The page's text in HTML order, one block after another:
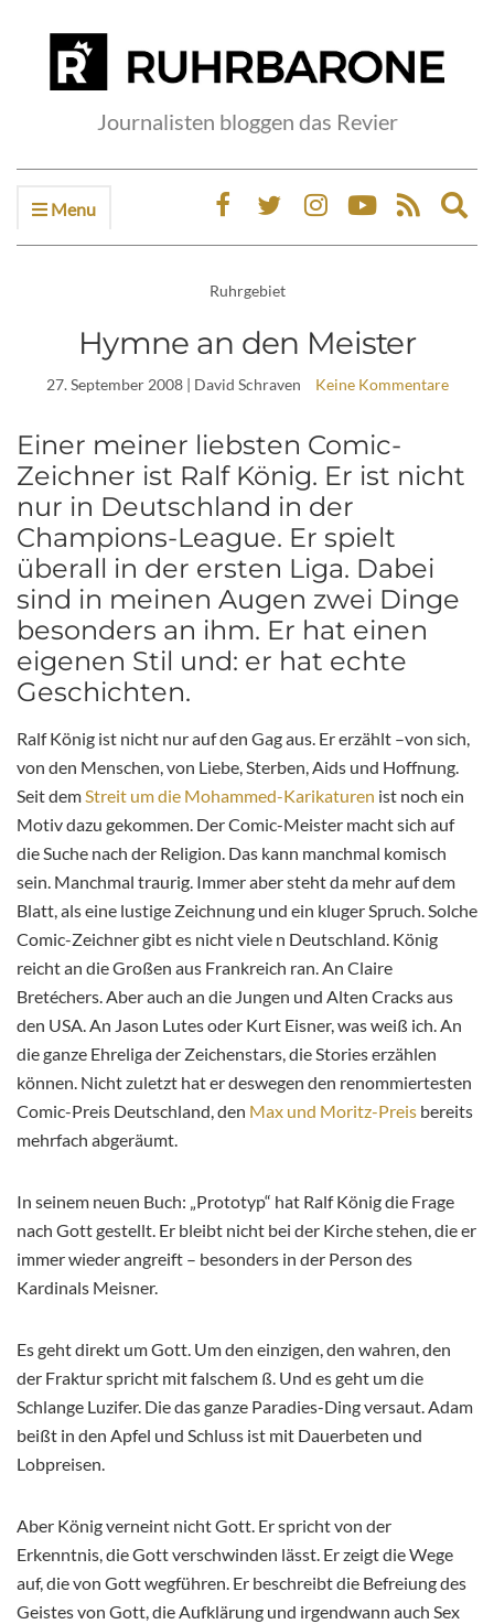
Journalisten bloggen das Revier
Menu
Ruhrgebiet
Hymne an den Meister
27. September 2008| David Schraven Keine Kommentare
Einer meiner liebsten Comic-
Zeichner ist Ralf König. Er ist nicht
nur in Deutschland in der
Champions-League. Er spielt
überall in der ersten Liga. Dabei
sind in meinen Augen zwei Dinge
besonders an ihm. Er hat einen
eigenen Stil und: er hat echte
Geschichten.
Ralf König ist nicht nur auf den Gag aus. Er erzählt –von sich,
von den Menschen, von Liebe, Sterben, Aids und Hoffnung.
Seit demStreit um die Mohammed-Karikaturen ist noch ein
Motiv dazu gekommen. Der Comic-Meister macht sich auf
die Suche nach der Religion. Das kann manchmal komisch
sein. Manchmal traurig. Immer aber steht da mehr auf dem
Blatt, als eine lustige Zeichnung und ein kluger Spruch. Solche
Comic-Zeichner gibt es nicht viele n Deutschland. König
reicht an die Großen aus Frankreich ran. An Claire
Bretéchers. Aber auch an die Jungen und Alten Cracks aus
den USA. An Jason Lutes oder Kurt Eisner, was weiß ich. An
die ganze Ehreliga der Zeichenstars, die Stories erzählen
können. Nicht zuletzt hat er deswegen den renommiertesten
Comic-Preis Deutschland, den Max und Moritz-Preis bereits
mehrfach abgeräumt.
In seinem neuen Buch: „Prototyp“ hat Ralf König die Frage
nach Gott gestellt. Er bleibt nicht bei der Kirche stehen, die er
immer wieder angreift – besonders in der Person des
Kardinals Meisner.
Es geht direkt um Gott. Um den einzigen, den wahren, den
der Fraktur spricht mit falschem ß. Und es geht um die
Schlange Luzifer. Die das ganze Paradies-Ding versaut. Adam
beißt in den Apfel und Schluss ist mit Dauerbeten und
Lobpreisen.
Aber König verneint nicht Gott. Er spricht von der
Erkenntnis, die Gott verschwinden lässt. Er zeigt die Wege
auf, die von Gott wegführen. Er beschreibt die Befreiung des
Geistes von Gott, die Aufklärung und irgendwann auch Sex